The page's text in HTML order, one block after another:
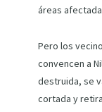
áreas
Pero los
convencen a
destruida, se
cortada y